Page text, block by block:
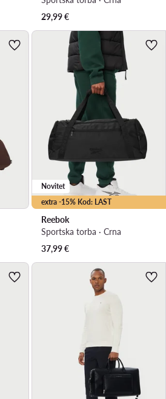
29,99€
extra -15% Kod: LAST
Novitet
Reebok
Sportska torba · Crna
37,99€